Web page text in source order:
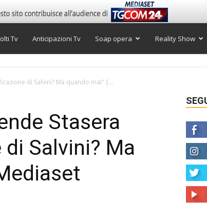
Tv Anticipazioni Tv Soap opera Reality Show
di Salvini? Ma quando mai” |...
Stasera
Salvini? Ma